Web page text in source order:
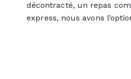
décontracté, un repas
express, nous avons